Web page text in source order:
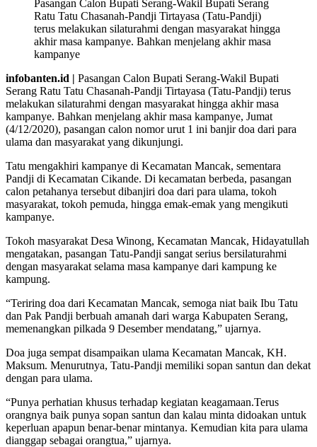
Pasangan Calon Bupati Serang-Wakil Bupati Serang
Ratu Tatu Chasanah-Pandji Tirtayasa (Tatu-Pandji)
terus melakukan silaturahmi dengan masyarakat hingga
akhir masa kampanye. Bahkan menjelang akhir masa
kampanye
infobanten.id | Pasangan Calon Bupati Serang-Wakil Bupati
Serang Ratu Tatu Chasanah-Pandji Tirtayasa (Tatu-Pandji) terus
melakukan silaturahmi dengan masyarakat hingga akhir masa
kampanye. Bahkan menjelang akhir masa kampanye, Jumat
(4/12/2020), pasangan calon nomor urut 1 ini banjir doa dari para
ulama dan masyarakat yang dikunjungi.
Tatu mengakhiri kampanye di Kecamatan Mancak, sementara
Pandji di Kecamatan Cikande. Di kecamatan berbeda, pasangan
calon petahanya tersebut dibanjiri doa dari para ulama, tokoh
masyarakat, tokoh pemuda, hingga emak-emak yang mengikuti
kampanye.
Tokoh masyarakat Desa Winong, Kecamatan Mancak, Hidayatullah
mengatakan, pasangan Tatu-Pandji sangat serius bersilaturahmi
dengan masyarakat selama masa kampanye dari kampung ke
kampung.
“Teriring doa dari Kecamatan Mancak, semoga niat baik Ibu Tatu
dan Pak Pandji berbuah amanah dari warga Kabupaten Serang,
memenangkan pilkada 9 Desember mendatang,” ujarnya.
Doa juga sempat disampaikan ulama Kecamatan Mancak, KH.
Maksum. Menurutnya, Tatu-Pandji memiliki sopan santun dan dekat
dengan para ulama.
“Punya perhatian khusus terhadap kegiatan keagamaan.Terus
orangnya baik punya sopan santun dan kalau minta didoakan untuk
keperluan apapun benar-benar mintanya. Kemudian kita para ulama
dianggap sebagai orangtua,” ujarnya.